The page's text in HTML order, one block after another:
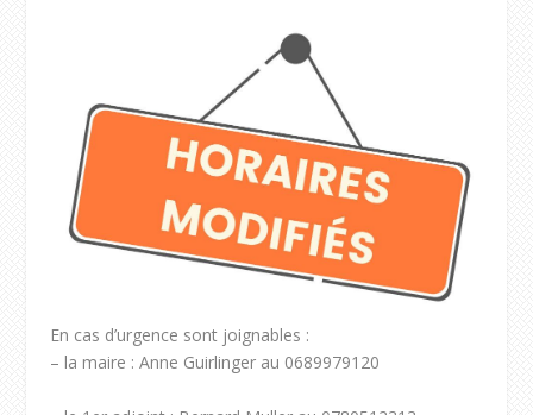
En cas d’urgence sont joignables :
– la maire : Anne Guirlinger au 0689979120